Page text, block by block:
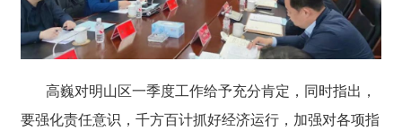
高巍对明山区一季度工作给予充分肯定，同时指出，
要强化责任意识，千方百计抓好经济运行，加强对各项指